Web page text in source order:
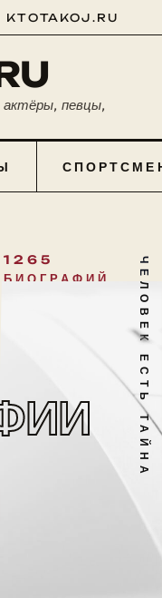
KTOTAKOJ.RU
актёры, певцы,
1265
БИОГРАФИЙ
ЧЕЛОВЕК ЕСТЬ ТАЙНА